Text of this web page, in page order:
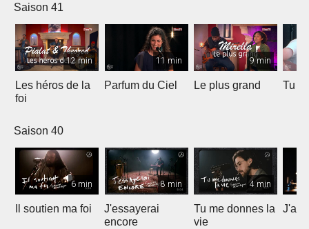
Saison 41
12 min
Les héros de la
foi
11 min
Parfum du Ciel
9 min
Le plus grand Tu
Saison 40
6 min
Il soutien ma foi
8 min
J'essayerai
encore
4 min
Tu me donnes la
vie
J'ai